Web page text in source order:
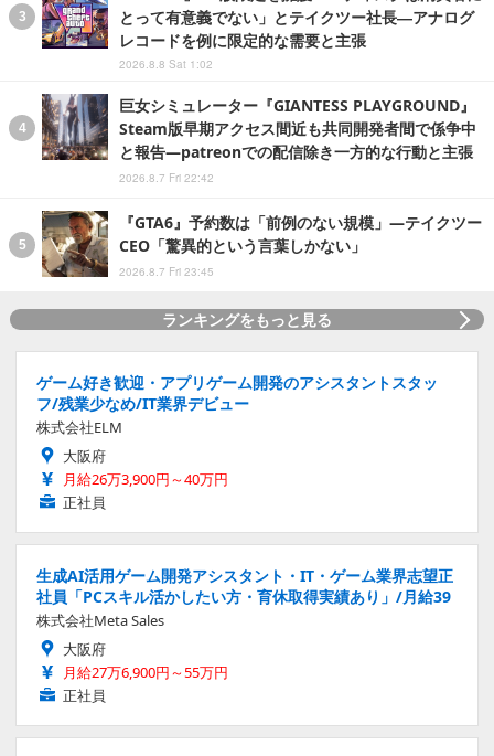
とって有意義でない」とテイクツー社長―アナログ
レコードを例に限定的な需要と主張
2026.8.8 Sat 1:02
巨女シミュレーター『GIANTESS PLAYGROUND』
Steam版早期アクセス間近も共同開発者間で係争中
と報告―patreonでの配信除き一方的な行動と主張
2026.8.7 Fri 22:42
『GTA6』予約数は「前例のない規模」―テイクツー
CEO「驚異的という言葉しかない」
2026.8.7 Fri 23:45
ランキングをもっと見る
ゲーム好き歓迎・アプリゲーム開発のアシスタントスタッ
フ/残業少なめ/IT業界デビュー
株式会社ELM
大阪府
月給26万3,900円～40万円
正社員
生成AI活用ゲーム開発アシスタント・IT・ゲーム業界志望正
社員「PCスキル活かしたい方・育休取得実績あり」/月給39
株式会社Meta Sales
大阪府
月給27万6,900円～55万円
正社員